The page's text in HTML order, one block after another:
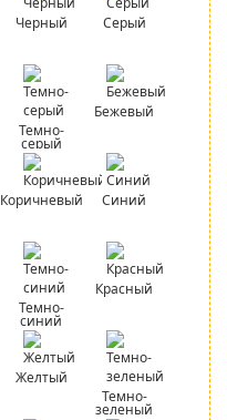
Черный Серый
Темно-
серый
Бежевый
Коричневый Синий
Темно-
синий
Красный
Желтый
Темно-
зеленый